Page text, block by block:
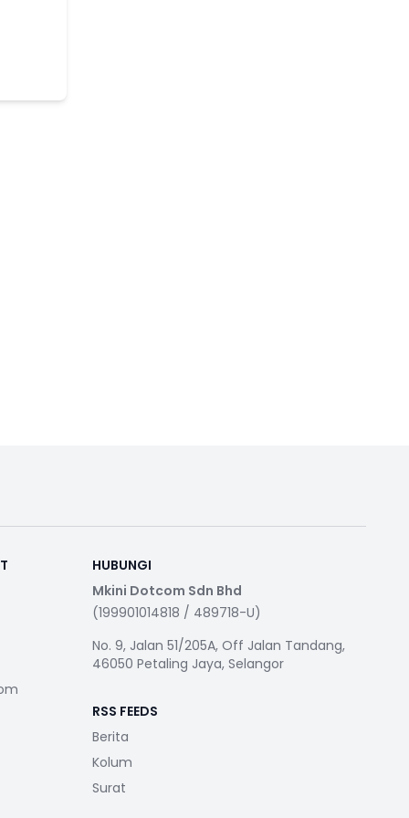
HUBUNGI
Mkini Dotcom Sdn Bhd
(199901014818 / 489718-U)
No. 9, Jalan 51/205A, Off Jalan Tandang,
46050 Petaling Jaya, Selangor
RSS FEEDS
Berita
Kolum
Surat